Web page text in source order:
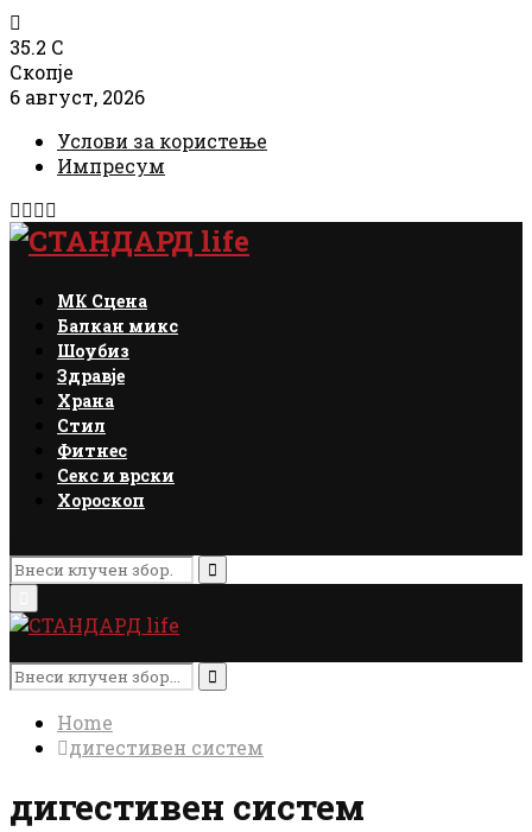
35.2 C
Скопје
6 август, 2026
Услови за користење
Импресум
Facebook
Instagram
Email
МК Сцена
Балкан микс
Шоубиз
Здравје
Храна
Стил
Фитнес
Секс и врски
Хороскоп
Search
for:
Search
Menu
Search
for:
Search
Home
дигестивен систем
дигестивен систем